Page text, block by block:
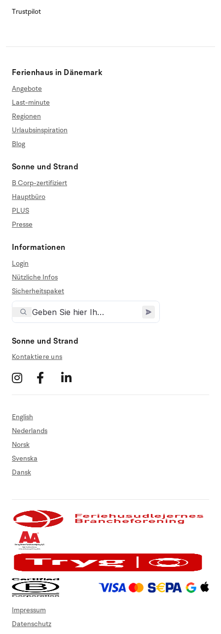
Trustpilot
Ferienhaus in Dänemark
Angebote
Last-minute
Regionen
Urlaubsinspiration
Blog
Sonne und Strand
B Corp-zertifiziert
Hauptbüro
PLUS
Presse
Informationen
Login
Nützliche Infos
Sicherheitspaket
Sonne und Strand
Kontaktiere uns
English
Nederlands
Norsk
Svenska
Dansk
Impressum
Datenschutz